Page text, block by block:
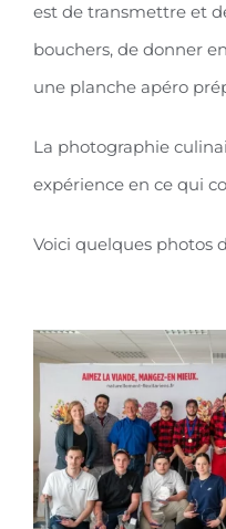
est de transmettre et
bouchers, de donner
une planche apéro
La photographie
expérience en ce qui
Voici quelques photos